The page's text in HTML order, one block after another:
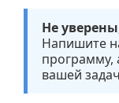
Не
Напишите
программу,
вашей